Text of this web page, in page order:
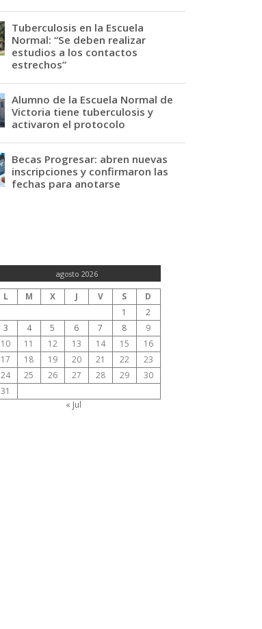
Tuberculosis en la Escuela
Normal: “Se deben realizar
estudios a los contactos
estrechos”
Alumno de la Escuela Normal de
Victoria tiene tuberculosis y
activaron el protocolo
Becas Progresar: abren nuevas
inscripciones y confirmaron las
fechas para anotarse
agosto 2026
L M X J V S
D
1
2
3
4 5 6 7 8
9
10
11 12 13 14 15
16
17
18 19 20 21 22
23
24
25 26 27 28 29
30
31
« Jul